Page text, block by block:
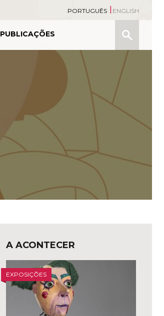
PORTUGUÊS ENGLISH
A ACONTECER
EXPOSIÇÕES